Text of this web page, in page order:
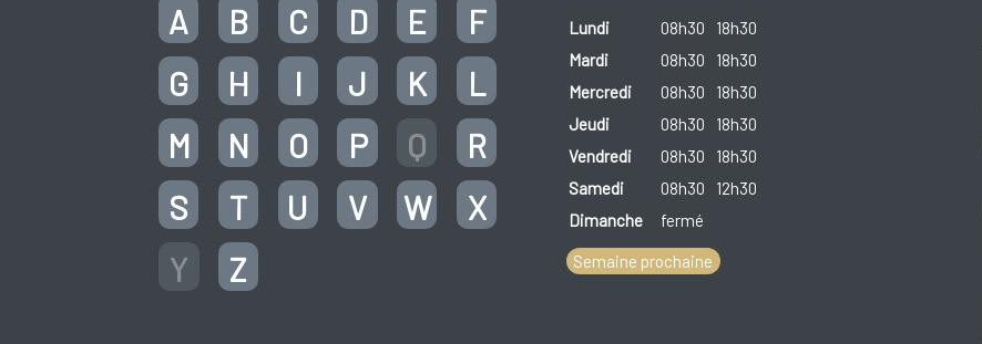
A B C D E
F
G
H I J K
L
M
N O P Q
R
S
T U V W
X
Y
Z
Lundi 08h30
18h30
Mardi
08h30
18h30
Mercredi
08h30
18h30
Jeudi
08h30
18h30
Vendredi
08h30
18h30
Samedi
08h30
12h30
Dimanche
fermé
Semaine prochaine